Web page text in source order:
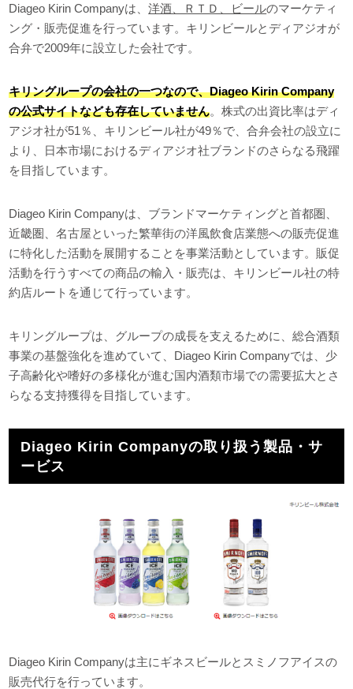
Diageo Kirin Companyは、洋酒、ＲＴＤ、ビールのマーケティ
ング・販売促進を行っています。キリンビールとディアジオが
合弁で2009年に設立した会社です。
キリングループの会社の一つなので、Diageo Kirin Company
の公式サイトなども存在していません。株式の出資比率はディ
アジオ社が51％、キリンビール社が49％で、合弁会社の設立に
より、日本市場におけるディアジオ社ブランドのさらなる飛躍
を目指しています。
Diageo Kirin Companyは、ブランドマーケティングと首都圏、
近畿圏、名古屋といった繁華街の洋風飲食店業態への販売促進
に特化した活動を展開することを事業活動としています。販促
活動を行うすべての商品の輸入・販売は、キリンビール社の特
約店ルートを通じて行っています。
キリングループは、グループの成長を支えるために、総合酒類
事業の基盤強化を進めていて、Diageo Kirin Companyでは、少
子高齢化や嗜好の多様化が進む国内酒類市場での需要拡大とさ
らなる支持獲得を目指しています。
Diageo Kirin Companyの取り扱う製品・サ
ービス
Diageo Kirin Companyは主にギネスビールとスミノフアイスの
販売代行を行っています。